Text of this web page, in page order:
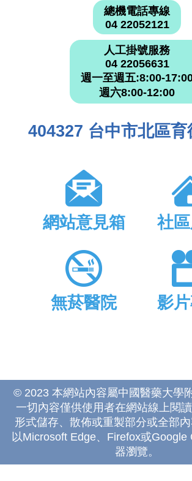
總機電話專線
04 22052121
人工掛號服務
04 22056631
週一至週五:8:00-
週六8:00-12:00
404327 台中市北區育
網站意見箱 社
無菸醫院 影
© 2023 本網站內容屬中國醫藥大學
一切內容僅供使用者在網站線上閱
形式儲存、散佈或重製部分或全部
以Microsoft Edge、Firefox或Google
器瀏覽。